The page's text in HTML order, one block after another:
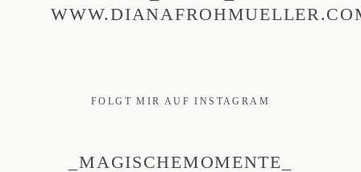
FOLGT MIR AUF INSTAGRAM
_MAGISCHEMOMENTE_